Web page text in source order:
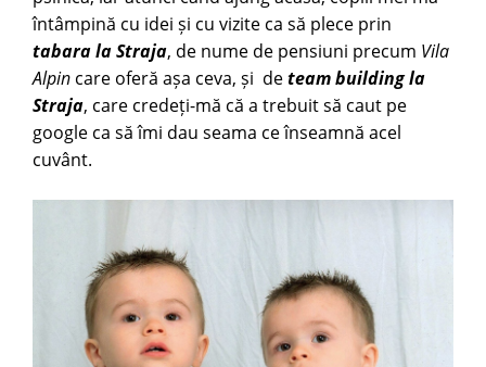
întâmpină cu idei și cu vizite ca să plece prin
tabara la Straja, de nume de pensiuni precum Vila
Alpin care oferă așa ceva, și deteam building la
Straja, care credeți-mă că a trebuit să caut pe
google ca să îmi dau seama ce înseamnă acel
cuvânt.